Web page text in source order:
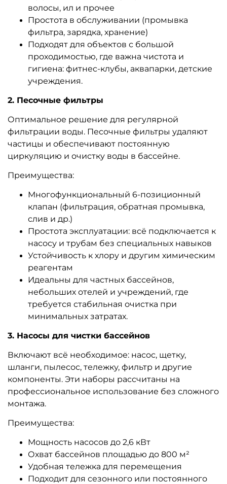
волосы, ил и прочее
Простота в обслуживании (промывка
фильтра, зарядка, хранение)
Подходят для объектов с большой
проходимостью, где важна чистота и
гигиена: фитнес-клубы, аквапарки, детские
учреждения.
2. Песочные фильтры
Оптимальное решение для регулярной
фильтрации воды. Песочные фильтры удаляют
частицы и обеспечивают постоянную
циркуляцию и очистку воды в бассейне.
Преимущества:
Многофункциональный 6-позиционный
клапан (фильтрация, обратная промывка,
слив и др.)
Простота эксплуатации: всё подключается к
насосу и трубам без специальных навыков
Устойчивость к хлору и другим химическим
реагентам
Идеальны для частных бассейнов,
небольших отелей и учреждений, где
требуется стабильная очистка при
минимальных затратах.
3. Насосы для чистки бассейнов
Включают всё необходимое: насос, щетку,
шланги, пылесос, тележку, фильтр и другие
компоненты. Эти наборы рассчитаны на
профессиональное использование без сложного
монтажа.
Преимущества:
Мощность насосов до 2,6 кВт
Охват бассейнов площадью до 800 м²
Удобная тележка для перемещения
Подходит для сезонного или постоянного